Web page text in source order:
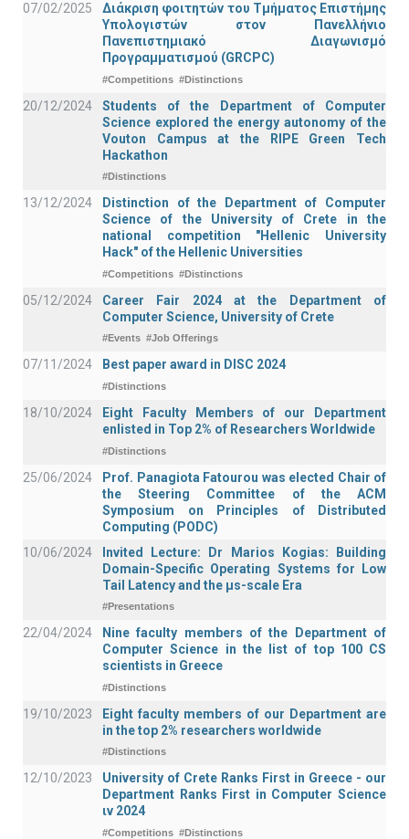
07/02/2025
Διάκριση φοιτητών του Τμήματος Επιστήμης
Υπολογιστών στον Πανελλήνιο
Πανεπιστημιακό Διαγωνισμό
Προγραμματισμού (GRCPC)
#Competitions #Distinctions
20/12/2024
Students of the Department of Computer
Science explored the energy autonomy of the
Vouton Campus at the RIPE Green Tech
Hackathon
#Distinctions
13/12/2024
Distinction of the Department of Computer
Science of the University of Crete in the
national competition "Hellenic University
Hack" of the Hellenic Universities
#Competitions #Distinctions
05/12/2024
Career Fair 2024 at the Department of
Computer Science, University of Crete
#Events #Job Offerings
07/11/2024 Best paper award in DISC 2024
#Distinctions
18/10/2024
Eight Faculty Members of our Department
enlisted in Top 2% of Researchers Worldwide
#Distinctions
25/06/2024
Prof. Panagiota Fatourou was elected Chair of
the Steering Committee of the ACM
Symposium on Principles of Distributed
Computing (PODC)
10/06/2024
Invited Lecture: Dr Marios Kogias: Building
Domain-Specific Operating Systems for Low
Tail Latency and the μs-scale Era
#Presentations
22/04/2024
Nine faculty members of the Department of
Computer Science in the list of top 100 CS
scientists in Greece
#Distinctions
19/10/2023
Eight faculty members of our Department are
in the top 2% researchers worldwide
#Distinctions
12/10/2023
University of Crete Ranks First in Greece - our
Department Ranks First in Computer Science
ιν 2024
#Competitions #Distinctions